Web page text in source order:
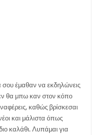
σου έμαθαν να εκδηλώνεις
θα μπω καν στον κόπο
καθώς βρίσκεσαι
και μάλιστα όπως
καλάθι. Λυπάμαι για